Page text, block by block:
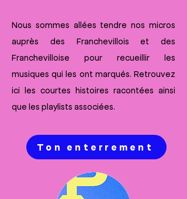
Nous sommes allées tendre nos micros
auprès des Franchevillois et des
Franchevilloise pour recueillir les
musiques qui les ont marqués. Retrouvez
ici les courtes histoires racontées ainsi
que les playlists associées.
Ton enterrement